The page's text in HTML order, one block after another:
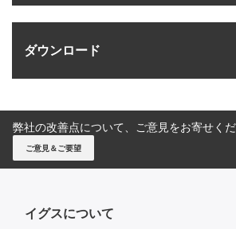
ダウンロード
弊社の改善点について、ご意見をお寄せくだ
ご意見＆ご要望
イグスについて